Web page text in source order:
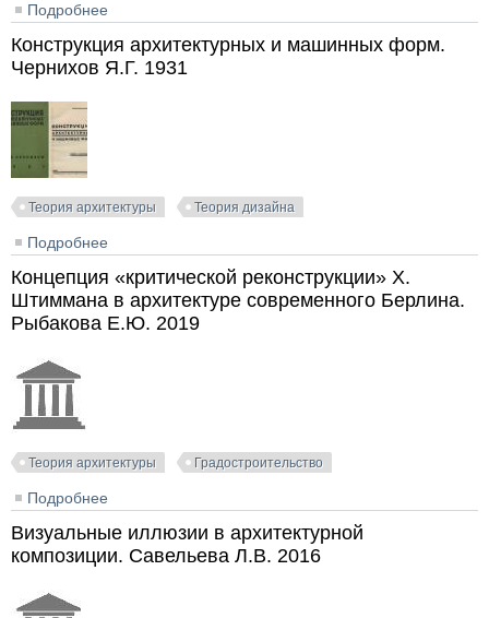
Подробнее
Конструкция архитектурных и машинных форм.
Чернихов Я.Г. 1931
Теория архитектуры Теория дизайна
Подробнее
Чернихов Я.Г. 1931
Концепция «критической реконструкции» Х.
Штиммана в архитектуре современного Берлина.
Рыбакова Е.Ю. 2019
Теория архитектуры Градостроительство
Подробнее
Штиммана в архитектуре современного Берлина.
Рыбакова Е.Ю. 2019
Визуальные иллюзии в архитектурной
композиции. Савельева Л.В. 2016